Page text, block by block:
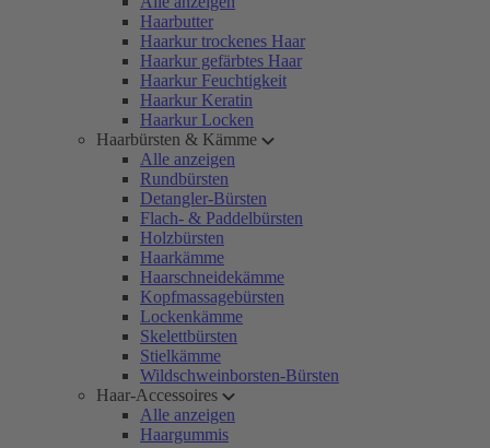
Haarbutter
Haarkur trockenes Haar
Haarkur gefärbtes Haar
Haarkur Feuchtigkeit
Haarkur Keratin
Haarkur Locken
Haarbürsten & Kämme
Alle anzeigen
Rundbürsten
Detangler-Bürsten
Flach- & Paddelbürsten
Holzbürsten
Haarkämme
Haarschneidekämme
Kopfmassagebürsten
Lockenkämme
Skelettbürsten
Stielkämme
Wildschweinborsten-Bürsten
Haar-Accessoires
Alle anzeigen
Haargummis